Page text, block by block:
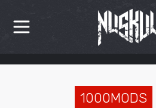
HÍREK
1000MODS